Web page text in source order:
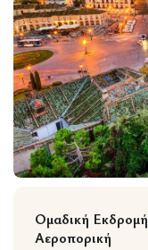
Wildlife
Ομαδική Εκδρομή
Αεροπορική